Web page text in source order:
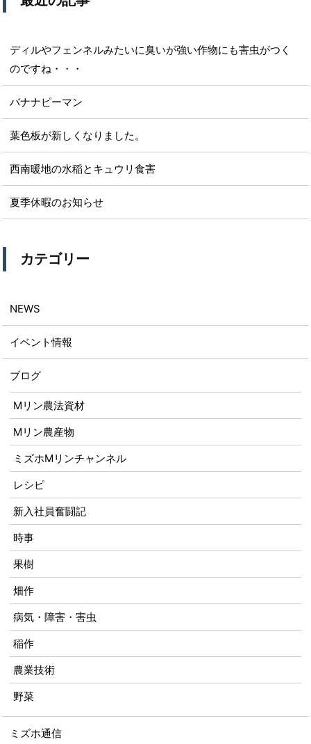
ディルやフェンネルみたいに臭いが強い作物にも害虫がつく
のですね・・・
バナナピーマン
葉色板が新しくなりました。
西南暖地の水稲とキュウリ食害
夏季休暇のお知らせ
カテゴリー
NEWS
イベント情報
ブログ
Mリン農法資材
Mリン農産物
ミズホMリンチャンネル
レシピ
新入社員奮闘記
時事
果樹
畑作
病気・障害・害虫
稲作
農業技術
野菜
ミズホ通信